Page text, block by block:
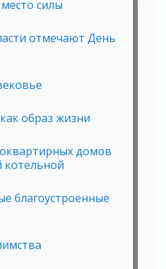
силы
отмечают День
образ жизни
домов
котельной
благоустроенные